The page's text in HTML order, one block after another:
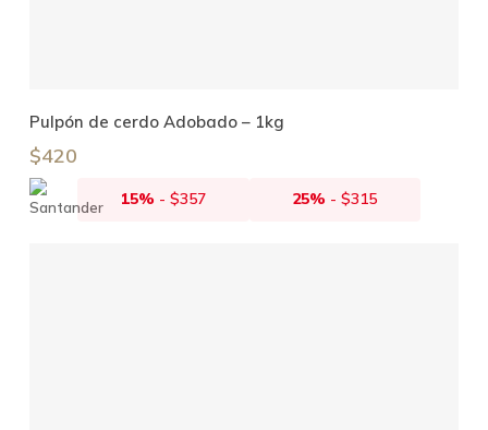
Añadir Al Carrito
Pulpón de cerdo Adobado – 1kg
$420
15% - $357 25% -$315